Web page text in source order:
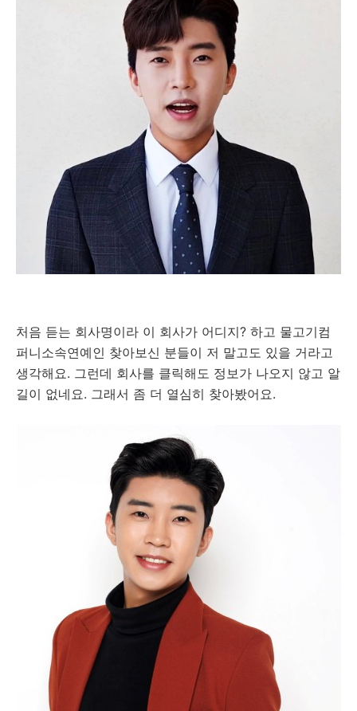
처음 듣는 회사명이라 이 회사가 어디지? 하고 물고기컴
퍼니소속연예인 찾아보신 분들이 저 말고도 있을 거라고
생각해요. 그런데 회사를 클릭해도 정보가 나오지 않고 알
길이 없네요. 그래서 좀 더 열심히 찾아봤어요.